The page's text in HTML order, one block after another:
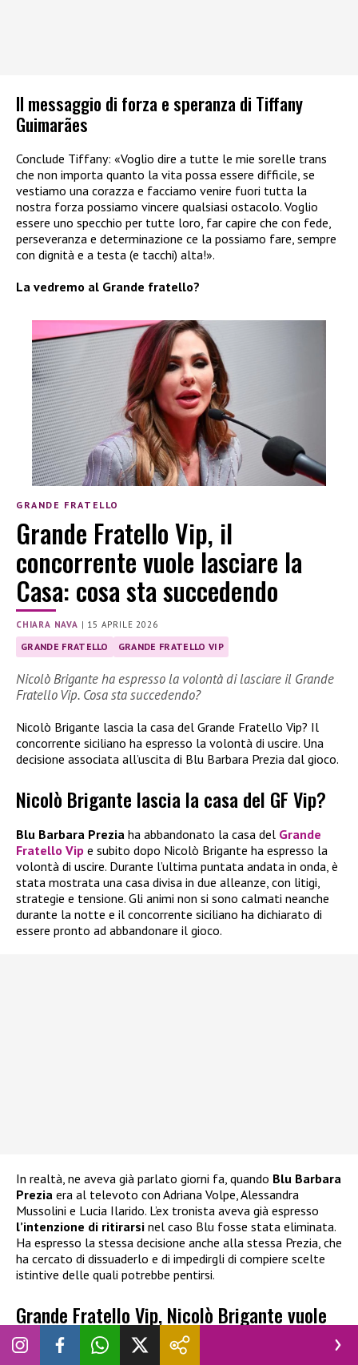
Il messaggio di forza e speranza di Tiffany
Guimarães
Conclude Tiffany: «Voglio dire a tutte le mie sorelle trans
che non importa quanto la vita possa essere difficile, se
vestiamo una corazza e facciamo venire fuori tutta la
nostra forza possiamo vincere qualsiasi ostacolo. Voglio
essere uno specchio per tutte loro, far capire che con fede,
perseveranza e determinazione ce la possiamo fare, sempre
con dignità e a testa (e tacchi) alta!».
La vedremo al Grande fratello?
GRANDE FRATELLO
Grande Fratello Vip, il
concorrente vuole lasciare la
Casa: cosa sta succedendo
CHIARA NAVA | 15 APRILE 2026
GRANDE FRATELLO GRANDE FRATELLO VIP
Nicolò Brigante ha espresso la volontà di lasciare il Grande
Fratello Vip. Cosa sta succedendo?
Nicolò Brigante lascia la casa del Grande Fratello Vip? Il
concorrente siciliano ha espresso la volontà di uscire. Una
decisione associata all’uscita di Blu Barbara Prezia dal gioco.
Nicolò Brigante lascia la casa del GF Vip?
Blu Barbara Prezia ha abbandonato la casa del Grande
Fratello Vip e subito dopo Nicolò Brigante ha espresso la
volontà di uscire. Durante l’ultima puntata andata in onda, è
stata mostrata una casa divisa in due alleanze, con litigi,
strategie e tensione. Gli animi non si sono calmati neanche
durante la notte e il concorrente siciliano ha dichiarato di
essere pronto ad abbandonare il gioco.
In realtà, ne aveva già parlato giorni fa, quando Blu Barbara
Prezia era al televoto con Adriana Volpe, Alessandra
Mussolini e Lucia Ilarido. L’ex tronista aveva già espresso
l’intenzione di ritirarsi nel caso Blu fosse stata eliminata.
Ha espresso la stessa decisione anche alla stessa Prezia, che
ha cercato di dissuaderlo e di impedirgli di compiere scelte
istintive delle quali potrebbe pentirsi.
Grande Fratello Vip, Nicolò Brigante vuole
abbandonare: cosa è successo